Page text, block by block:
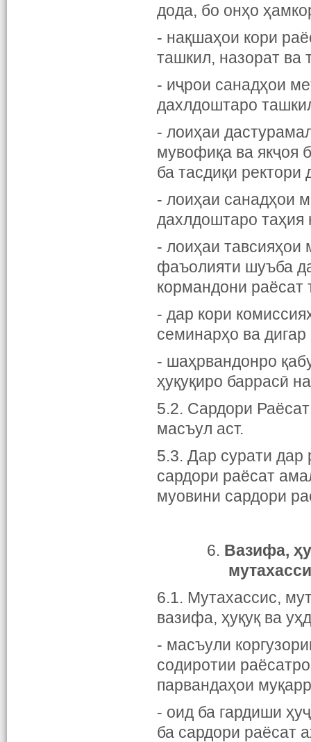
дода, бо онҳо
- нақшаҳои кори
ташкил, назорат ва
- иҷрои санадҳои
дахлдоштаро
- лоиҳаи
мувофиқа ва якҷоя
ба тасдиқи
- лоиҳаи санадҳои
дахлдоштаро таҳия
- лоиҳаи тавсияҳои
фаъолияти шуъба
кормандони раёсат
- дар кори
семинарҳо ва
- шаҳрвандонро
ҳуқуқиро баррасӣ
5.2. Сардори
масъул аст.
5.3. Дар сурати дар
сардори раёсат
муовини сардори
6. Вазифа,ҳ
6.1. Мутахассис,
вазифа, ҳуқуқ ва
- масъули
содиротии
парвандаҳои
- оид ба гардиши
ба сардори раёсат